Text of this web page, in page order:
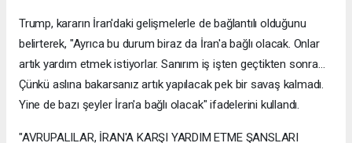
Trump, kararın İran'daki gelişmelerle de bağlantılı olduğunu
belirterek, "Ayrıca bu durum biraz da İran'a bağlı olacak. Onlar
artık yardım etmek istiyorlar. Sanırım iş işten geçtikten sonra...
Çünkü aslına bakarsanız artık yapılacak pek bir savaş kalmadı.
Yine de bazı şeyler İran'a bağlı olacak" ifadelerini kullandı.
"AVRUPALILAR, İRAN'A KARŞI YARDIM ETME ŞANSLARI